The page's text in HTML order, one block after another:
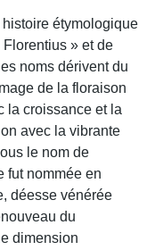
étymologique
» et de
noms dérivent du
de la floraison
la croissance et la
avec la vibrante
le nom de
fut nommée en
déesse vénérée
du
dimension